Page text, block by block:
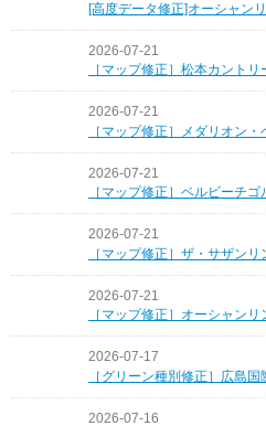
[高度データ修正]オーシャン
2026-07-21
［マップ修正］松本カントリ
2026-07-21
［マップ修正］メダリオン
2026-07-21
［マップ修正］ベルビーチゴ
2026-07-21
［マップ修正］ザ・サザン
2026-07-21
［マップ修正］オーシャンリ
2026-07-17
［グリーン種別修正］広島
2026-07-16